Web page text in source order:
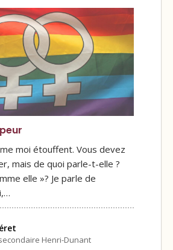
moi étouffent. Vous devez
mais de quoi parle-t-elle ?
elle »? Je parle de
Henri-Dunant